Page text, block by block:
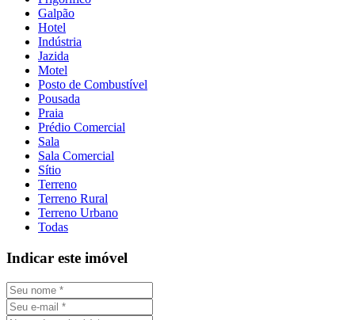
Galpão
Hotel
Indústria
Jazida
Motel
Posto de Combustível
Pousada
Praia
Prédio Comercial
Sala
Sala Comercial
Sítio
Terreno
Terreno Rural
Terreno Urbano
Todas
Indicar este imóvel